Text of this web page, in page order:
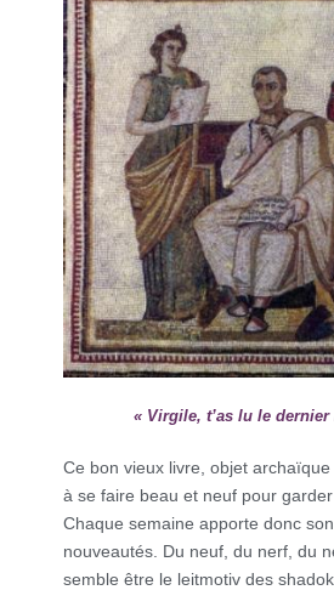
« Virgile, t’as lu le dernier
Ce bon vieux livre, objet
à se faire beau et neuf pour garder
Chaque semaine apporte donc
nouveautés. Du neuf, du nerf, du
semble être le leitmotiv des